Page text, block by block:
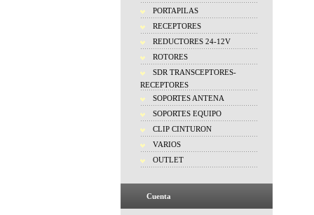
PORTAPILAS
RECEPTORES
REDUCTORES 24-12V
ROTORES
SDR TRANSCEPTORES-
RECEPTORES
SOPORTES ANTENA
SOPORTES EQUIPO
CLIP CINTURON
VARIOS
OUTLET
Cuenta